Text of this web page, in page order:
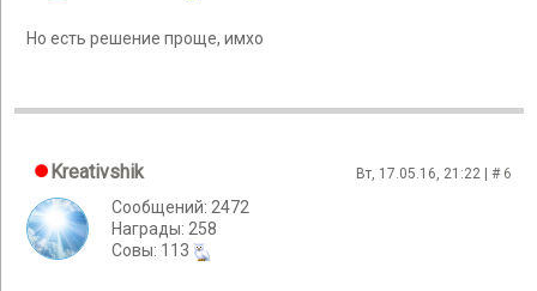
Но есть решение проще, имхо
Kreativshik Вт, 17.05.16, 21:22 | # 6
Сообщений: 2472
Награды: 258
Cовы: 113